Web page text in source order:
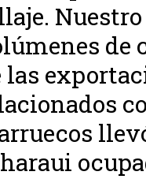
de
las